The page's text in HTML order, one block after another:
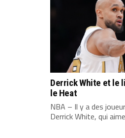
Derrick White et le
le Heat
NBA – Il y a des
Derrick White, qui